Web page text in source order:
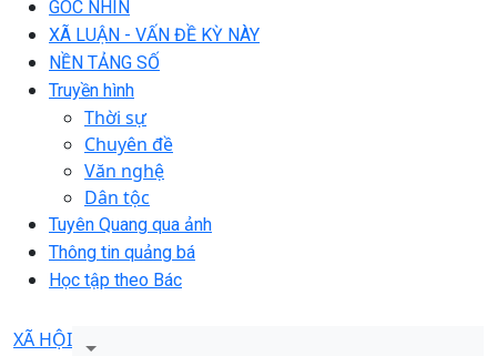
GÓC NHÌN
XÃ LUẬN - VẤN ĐỀ KỲ NÀY
NỀN TẢNG SỐ
Truyền hình
Thời sự
Chuyên đề
Văn nghệ
Dân tộc
Tuyên Quang qua ảnh
Thông tin quảng bá
Học tập theo Bác
XÃ HỘI